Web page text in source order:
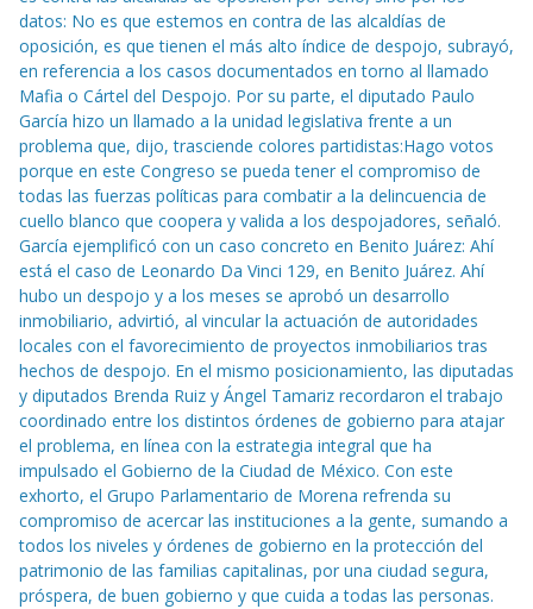
datos: No es que estemos en contra de las alcaldías de
oposición, es que tienen el más alto índice de despojo, subrayó,
en referencia a los casos documentados en torno al llamado
Mafia o Cártel del Despojo. Por su parte, el diputado Paulo
García hizo un llamado a la unidad legislativa frente a un
problema que, dijo, trasciende colores partidistas:Hago votos
porque en este Congreso se pueda tener el compromiso de
todas las fuerzas políticas para combatir a la delincuencia de
cuello blanco que coopera y valida a los despojadores, señaló.
García ejemplificó con un caso concreto en Benito Juárez: Ahí
está el caso de Leonardo Da Vinci 129, en Benito Juárez. Ahí
hubo un despojo y a los meses se aprobó un desarrollo
inmobiliario, advirtió, al vincular la actuación de autoridades
locales con el favorecimiento de proyectos inmobiliarios tras
hechos de despojo. En el mismo posicionamiento, las diputadas
y diputados Brenda Ruiz y Ángel Tamariz recordaron el trabajo
coordinado entre los distintos órdenes de gobierno para atajar
el problema, en línea con la estrategia integral que ha
impulsado el Gobierno de la Ciudad de México. Con este
exhorto, el Grupo Parlamentario de Morena refrenda su
compromiso de acercar las instituciones a la gente, sumando a
todos los niveles y órdenes de gobierno en la protección del
patrimonio de las familias capitalinas, por una ciudad segura,
próspera, de buen gobierno y que cuida a todas las personas.